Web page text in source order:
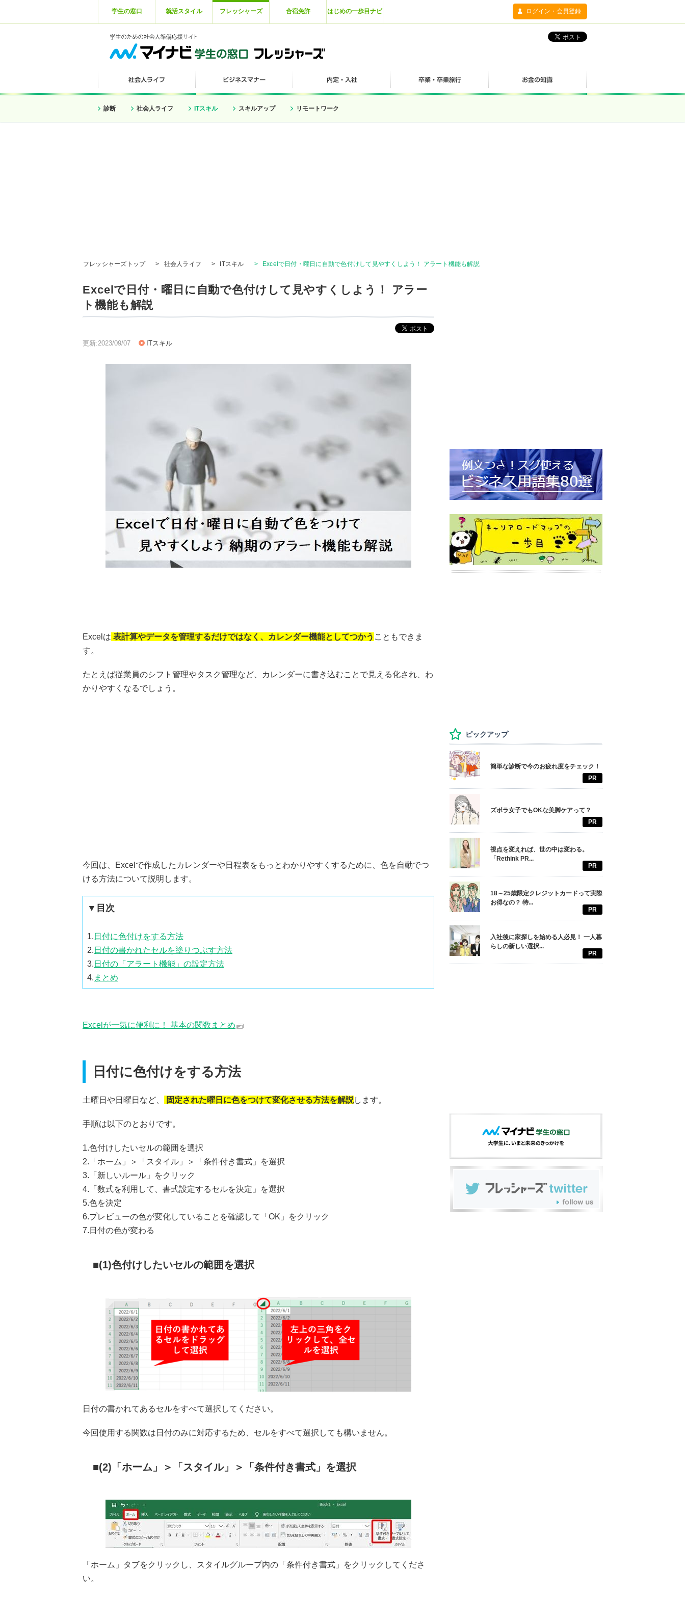
学生の窓口 就活スタイル フレッシャーズ 合宿免許 はじめの一歩目ナビ ログイン・会員登録
診断 社会人ライフ ITスキル スキルアップ リモートワーク
フレッシャーズトップ > 社会人ライフ > ITスキル > Excelで日付・曜日に自動で色付けして見やすくしよう！ アラート機能も解説
Excelで日付・曜日に自動で色付けして見やすくしよう！ アラー
ト機能も解説
更新:2023/09/07 ITスキル
Excelは 表計算やデータを管理するだけではなく、カレンダー機能としてつかう こともできま
す。
たとえば従業員のシフト管理やタスク管理など、カレンダーに書き込むことで見える化され、わ
かりやすくなるでしょう。
今回は、Excelで作成したカレンダーや日程表をもっとわかりやすくするために、色を自動でつ
ける方法について説明します。
▼目次
1. 日付に色付けをする方法
2. 日付の書かれたセルを塗りつぶす方法
3. 日付の「アラート機能」の設定方法
4. まとめ
Excelが一気に便利に！ 基本の関数まとめ
日付に色付けをする方法
土曜日や日曜日など、 固定された曜日に色をつけて変化させる方法を解説します。
手順は以下のとおりです。
1.色付けしたいセルの範囲を選択
2.「ホーム」＞「スタイル」＞「条件付き書式」を選択
3.「新しいルール」をクリック
4.「数式を利用して、書式設定するセルを決定」を選択
5.色を決定
6.プレビューの色が変化していることを確認して「OK」をクリック
7.日付の色が変わる
(1)色付けしたいセルの範囲を選択
日付の書かれてあるセルをすべて選択してください。
今回使用する関数は日付のみに対応するため、セルをすべて選択しても構いません。
(2)「ホーム」＞「スタイル」＞「条件付き書式」を選択
「ホーム」タブをクリックし、スタイルグループ内の「条件付き書式」をクリックしてくださ
い。
ピックアップ
簡単な診断で今のお疲れ度をチェック！
PR
ズボラ女子でもOKな美脚ケアって？
PR
視点を変えれば、世の中は変わる。
「Rethink PR...
PR
18～25歳限定クレジットカードって実際
お得なの？ 特...
PR
入社後に家探しを始める人必見！ 一人暮
らしの新しい選択...
PR